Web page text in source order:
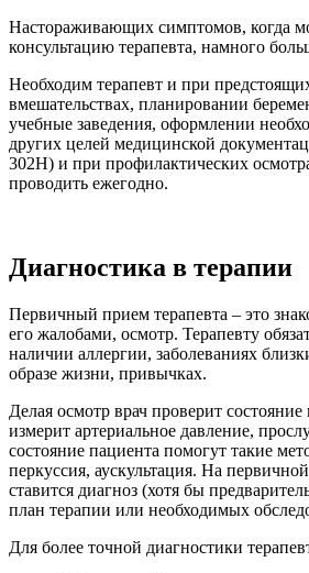
Настораживающих симптомов, когда
консультацию терапевта, намного
Необходим терапевт и при
вмешательствах, планировании
учебные заведения, оформлении
других целей медицинской
302Н) и при профилактических
проводить ежегодно.
Диагностика в терапии
Первичный прием терапевта – это
его жалобами, осмотр. Терапевту
наличии аллергии, заболеваниях
образе жизни, привычках.
Делая осмотр врач проверит
измерит артериальное давление,
состояние пациента помогут такие
перкуссия, аускультация. На
ставится диагноз (хотя бы
план терапии или необходимых
Для более точной диагностики